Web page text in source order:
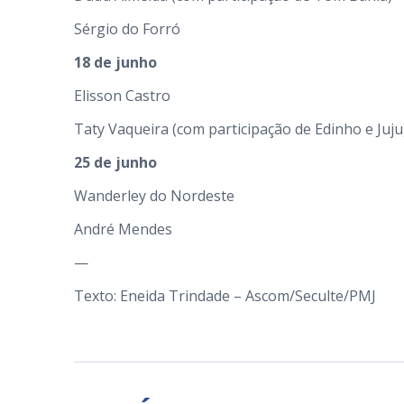
Sérgio do Forró
18 de junho
Elisson Castro
Taty Vaqueira (com participação de Edinho e
25 de junho
Wanderley do Nordeste
André Mendes
—
Texto: Eneida Trindade – Ascom/Seculte/PMJ